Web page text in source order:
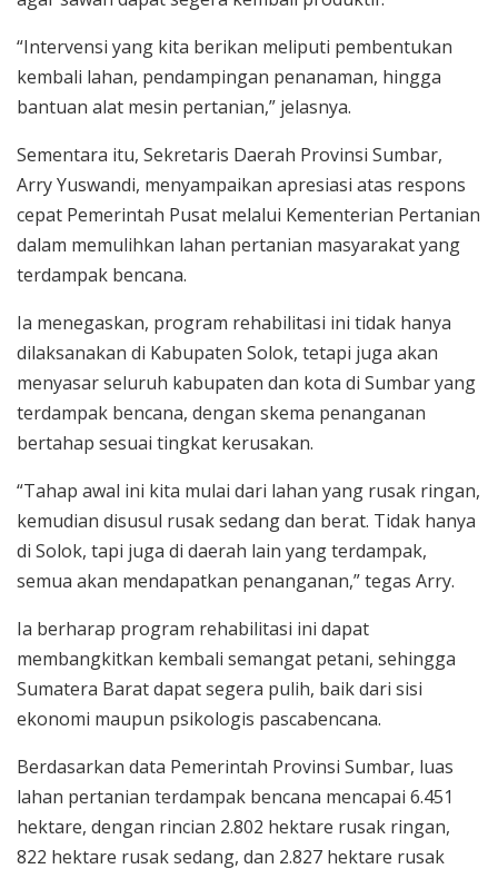
“Intervensi yang kita berikan meliputi pembentukan
kembali lahan, pendampingan penanaman, hingga
bantuan alat mesin pertanian,” jelasnya.
Sementara itu, Sekretaris Daerah Provinsi Sumbar,
Arry Yuswandi, menyampaikan apresiasi atas respons
cepat Pemerintah Pusat melalui Kementerian Pertanian
dalam memulihkan lahan pertanian masyarakat yang
terdampak bencana.
Ia menegaskan, program rehabilitasi ini tidak hanya
dilaksanakan di Kabupaten Solok, tetapi juga akan
menyasar seluruh kabupaten dan kota di Sumbar yang
terdampak bencana, dengan skema penanganan
bertahap sesuai tingkat kerusakan.
“Tahap awal ini kita mulai dari lahan yang rusak ringan,
kemudian disusul rusak sedang dan berat. Tidak hanya
di Solok, tapi juga di daerah lain yang terdampak,
semua akan mendapatkan penanganan,” tegas Arry.
Ia berharap program rehabilitasi ini dapat
membangkitkan kembali semangat petani, sehingga
Sumatera Barat dapat segera pulih, baik dari sisi
ekonomi maupun psikologis pascabencana.
Berdasarkan data Pemerintah Provinsi Sumbar, luas
lahan pertanian terdampak bencana mencapai 6.451
hektare, dengan rincian 2.802 hektare rusak ringan,
822 hektare rusak sedang, dan 2.827 hektare rusak